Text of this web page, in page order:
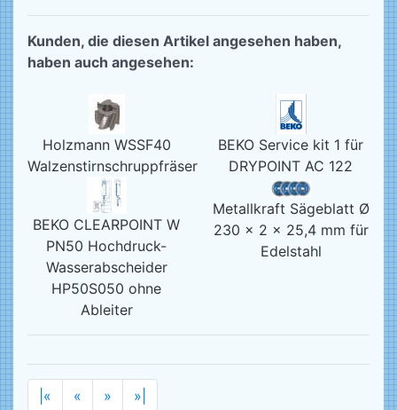
Kunden, die diesen Artikel angesehen haben,
haben auch angesehen:
Holzmann WSSF40
Walzenstirnschruppfräser
BEKO Service kit 1 für
DRYPOINT AC 122
BEKO CLEARPOINT W
PN50 Hochdruck-
Wasserabscheider
HP50S050 ohne
Ableiter
Metallkraft Sägeblatt Ø
230 x 2 x 25,4 mm für
Edelstahl
|« « » »|